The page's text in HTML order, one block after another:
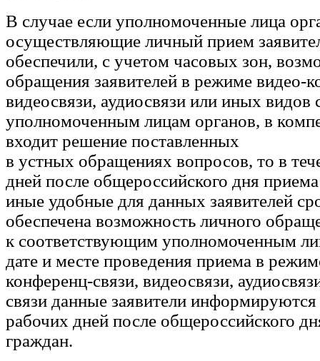
В случае если уполномоченные лица
осуществляющие личный прием
обеспечили, с учетом часовых зон,
обращения заявителей в режиме видео-
видеосвязи, аудиосвязи или иных видов
уполномоченным лицам органов, в
входит решение поставленных
в устных обращениях вопросов, то в
дней после общероссийского дня
иные удобные для данных заявителей
обеспечена возможность личного
к соответствующим уполномоченным
дате и месте проведения приема в
конференц-связи, видеосвязи,
связи данные заявители информируются
рабочих дней после общероссийского
граждан.